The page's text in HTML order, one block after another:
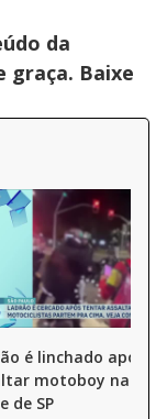
da
graça. Baixe
é linchado após
motoboy na
de SP